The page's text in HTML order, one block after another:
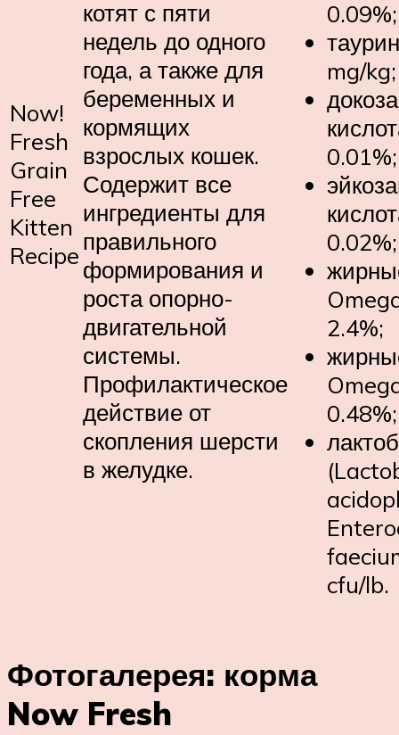
Now!
Fresh
Grain
Free
Kitten
Recipe
котят с пяти
недель до одного
года, а также для
беременных и
кормящих
взрослых кошек.
Содержит все
ингредиенты для
правильного
формирования и
роста опорно-
двигательной
системы.
Профилактическое
действие от
скопления шерсти
в желудке.
0.09%;
mg/kg;
0.01%;
0.02%;
2.4%;
0.48%;
cfu/lb.
Фотогалерея: корма
Now Fresh